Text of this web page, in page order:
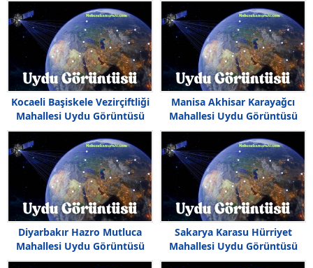
Kocaeli Başiskele Vezirçiftliği
Mahallesi Uydu Görüntüsü
Manisa Akhisar Karayağcı
Mahallesi Uydu Görüntüsü
Diyarbakır Hazro Mutluca
Mahallesi Uydu Görüntüsü
Haritası
Sakarya Karasu Hürriyet
Mahallesi Uydu Görüntüsü